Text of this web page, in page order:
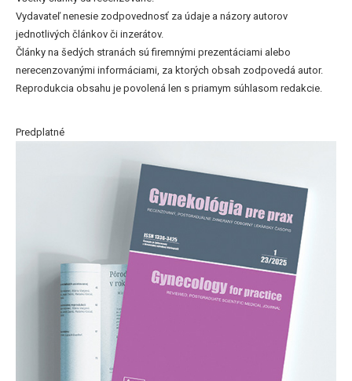
Vydavateľ nenesie zodpovednosť za údaje a názory autorov
jednotlivých článkov či inzerátov.
Články na šedých stranách sú firemnými prezentáciami alebo
nerecenzovanými informáciami, za ktorých obsah zodpovedá autor.
Reprodukcia obsahu je povolená len s priamym súhlasom redakcie.
Predplatné